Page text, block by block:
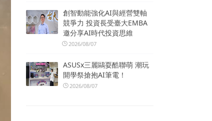
創智動能強化AI與經營雙軸
競爭力 投資長受臺大EMBA
邀分享AI時代投資思維
2026/08/07
ASUSx三麗鷗耍酷聯萌 潮玩
開學祭搶抱AI筆電！
2026/08/07